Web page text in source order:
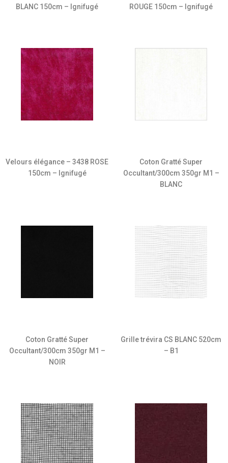
BLANC 150cm – Ignifugé
ROUGE 150cm – Ignifugé
Velours élégance – 3438 ROSE
150cm – Ignifugé
Coton Gratté Super
Occultant/300cm 350gr M1 –
BLANC
Coton Gratté Super
Occultant/300cm 350gr M1 –
NOIR
Grille trévira CS BLANC 520cm
– B1